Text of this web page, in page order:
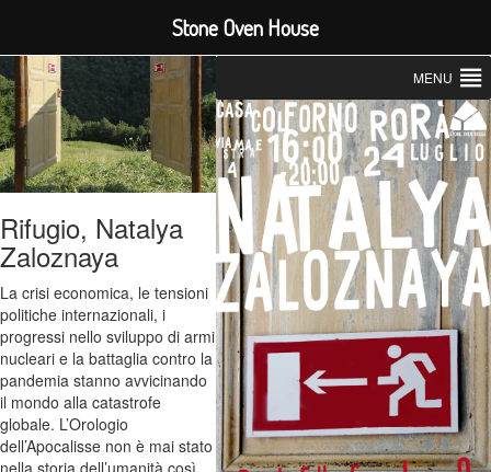
Rifugio, Natalya
Zaloznaya
La crisi economica, le tensioni
politiche internazionali, i
progressi nello sviluppo di armi
nucleari e la battaglia contro la
pandemia stanno avvicinando
il mondo alla catastrofe
globale. L’Orologio
dell’Apocalisse non è mai stato
nella storia dell’umanità così
MENU
Stone Oven House